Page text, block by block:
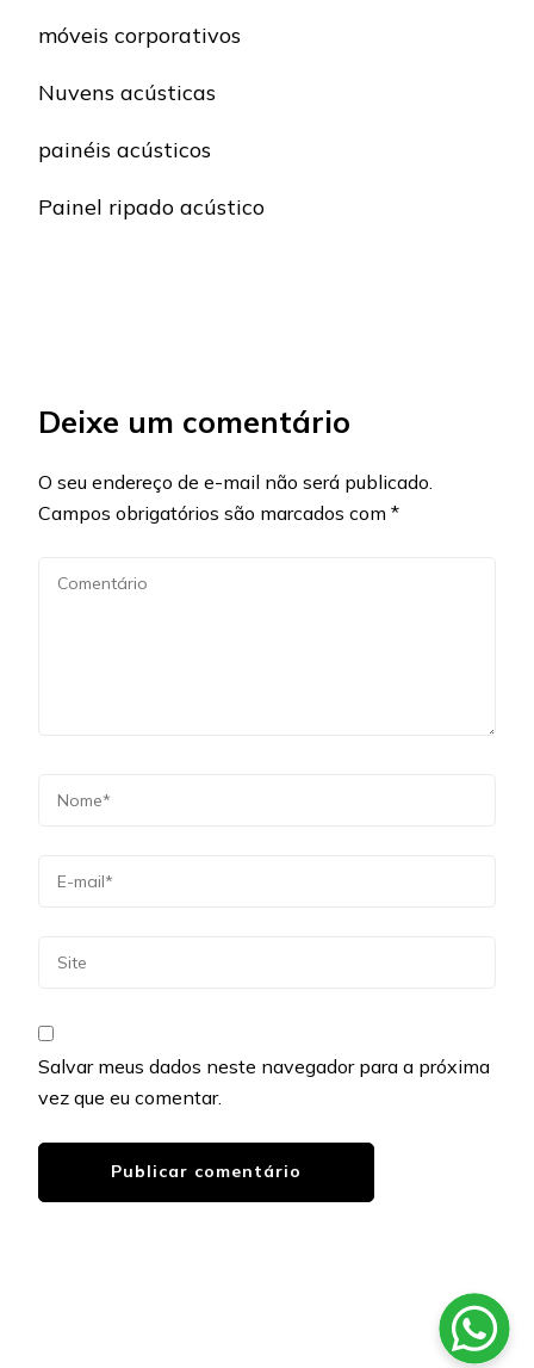
móveis corporativos
Nuvens acústicas
painéis acústicos
Painel ripado acústico
Deixe um comentário
O seu endereço de e-mail não será publicado.
Campos obrigatórios são marcados com *
Salvar meus dados neste navegador para a próxima
vez que eu comentar.